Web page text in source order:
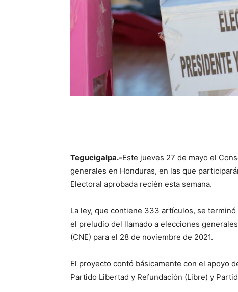
Tegucigalpa.-Este jueves 27 de mayo el
generales en Honduras, en las que
Electoral aprobada recién esta semana.
La ley, que contiene 333 artículos, se
el preludio del llamado a elecciones
(CNE) para el 28 de noviembre de 2021.
El proyecto contó básicamente con el apoyo
Partido Libertad y Refundación (Libre) y